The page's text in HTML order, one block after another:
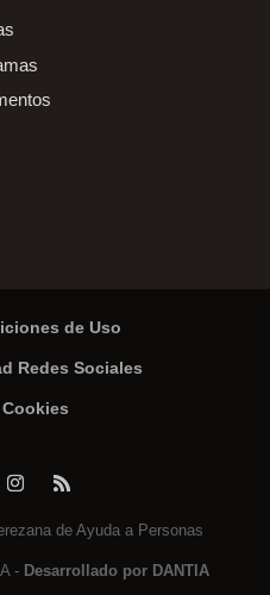
de Uso
Redes Sociales
de Ayuda a Personas
- Desarrollado por DANTIA